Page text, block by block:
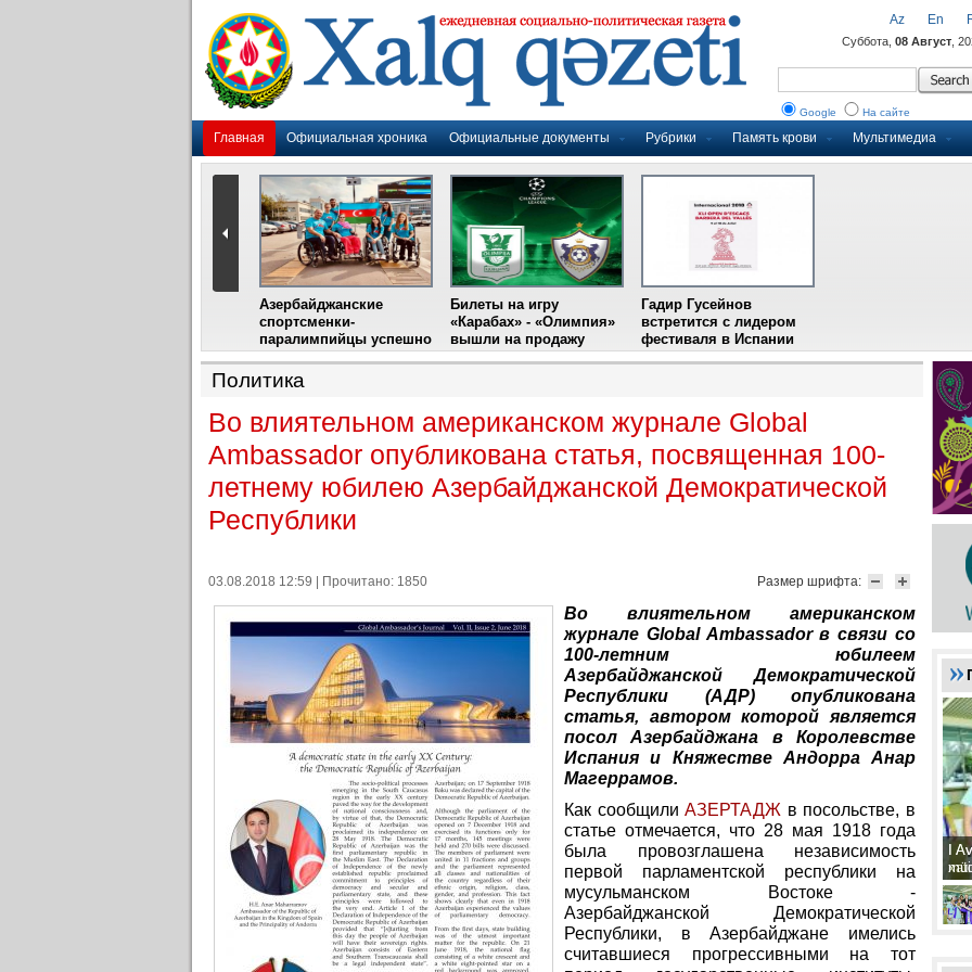
Главная Официальная хроника Официальные документы Рубрики Память крови Мультимедиа
Az En
Суббота, 08 Август ,
Google На сайте
Азербайджанские
спортсменки-
паралимпийцы успешно
выступили на III
Международном
фестивале парашютного
Билеты на игру
«Карабах» - «Олимпия»
вышли на продажу
Гадир Гусейнов
встретится с лидером
фестиваля в Испании
Политика
Во влиятельном американском журнале Global
Ambassador опубликована статья, посвященная 100-
летнему юбилею Азербайджанской Демократической
Республики
Размер шрифта:
03.08.2018 12:59 | Прочитано: 1850
Во влиятельном американском
журнале Global Ambassador в связи со
100-летним юбилеем
Азербайджанской Демократической
Республики (АДР) опубликована
статья, автором которой является
посол Азербайджана в Королевстве
Испания и Княжестве Андорра Анар
Магеррамов.
Как сообщилиАЗЕРТАДЖ в посольстве, в
статье отмечается, что 28 мая 1918 года
была провозглашена независимость
первой парламентской республики на
мусульманском Востоке -
Азербайджанской Демократической
Республики, в Азербайджане имелись
считавшиеся прогрессивными на тот
II